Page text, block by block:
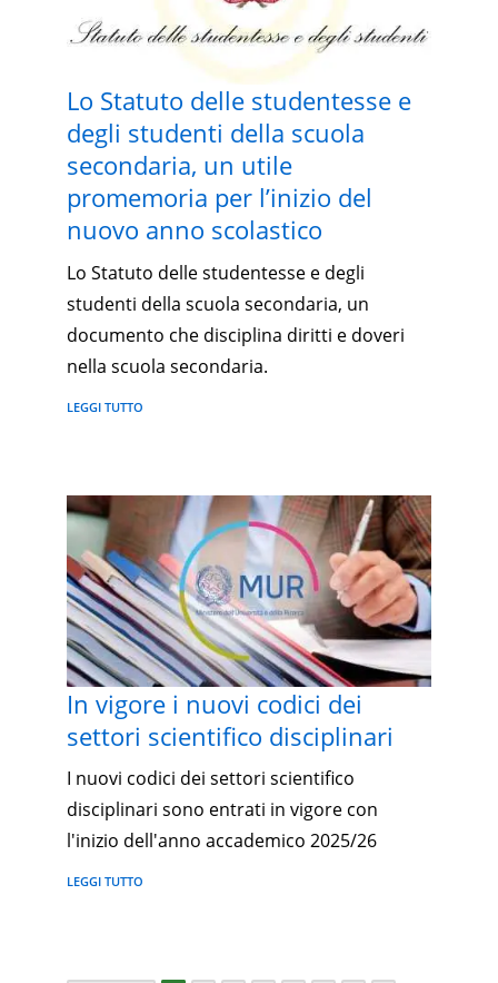
Lo Statuto delle studentesse e
degli studenti della scuola
secondaria, un utile
promemoria per l’inizio del
nuovo anno scolastico
Lo Statuto delle studentesse e degli
studenti della scuola secondaria, un
documento che disciplina diritti e doveri
nella scuola secondaria.
LEGGI TUTTO
In vigore i nuovi codici dei
settori scientifico disciplinari
I nuovi codici dei settori scientifico
disciplinari sono entrati in vigore con
l'inizio dell'anno accademico 2025/26
LEGGI TUTTO